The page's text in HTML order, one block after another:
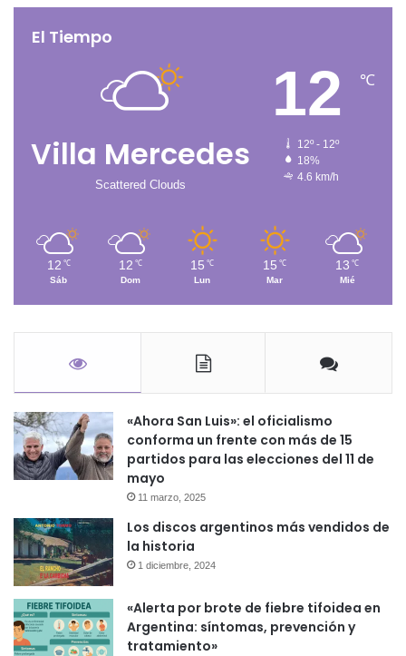
El Tiempo
Villa Mercedes
Scattered Clouds
12 ℃
12º - 12º
18%
4.6 km/h
12 ℃
Sáb
12 ℃
Dom
15 ℃
Lun
15 ℃
Mar
13 ℃
Mié
«Ahora San Luis»: el oficialismo
conforma un frente con más de 15
partidos para las elecciones del 11 de
mayo
11 marzo, 2025
Los discos argentinos más vendidos de
la historia
1 diciembre, 2024
«Alerta por brote de fiebre tifoidea en
Argentina: síntomas, prevención y
tratamiento»